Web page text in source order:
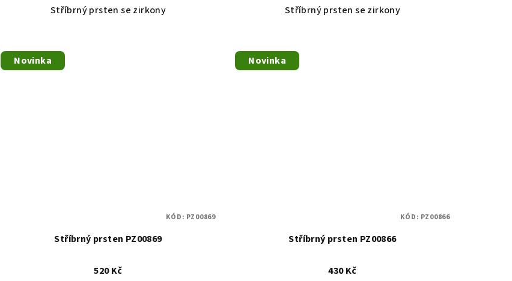
Stříbrný prsten se zirkony Stříbrný prsten se zirkony
Novinka
Stříbrný prsten PZ00869
520 Kč
KÓD: PZ00869
Novinka
Stříbrný prsten PZ00866
430 Kč
KÓD: PZ00866